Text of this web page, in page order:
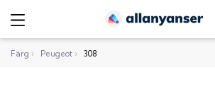
Färg › Peugeot › 308